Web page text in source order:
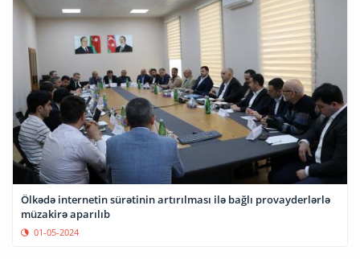
Ölkədə internetin sürətinin artırılması ilə bağlı provayderlərlə
müzakirə aparılıb
01-05-2024